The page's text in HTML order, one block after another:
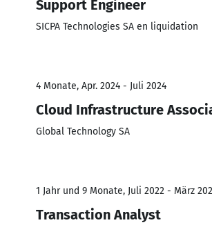
Support Engineer
SICPA Technologies SA en liquidation
4 Monate, Apr. 2024 - Juli 2024
Cloud Infrastructure
Global Technology SA
1 Jahr und 9 Monate, Juli 2022 - März
Transaction Analyst